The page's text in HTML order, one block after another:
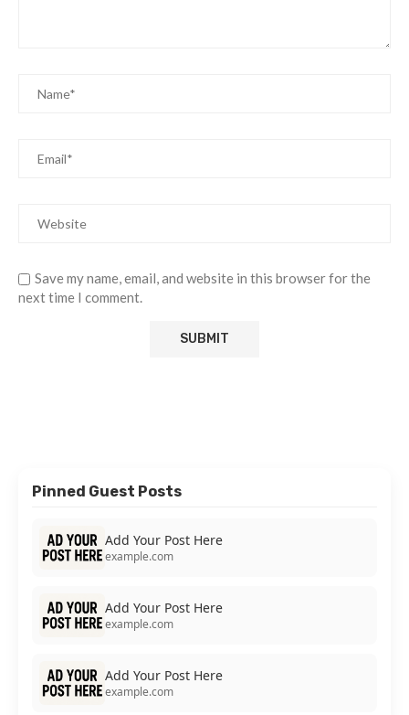
Save my name, email, and website in this browser for the
next time I comment.
Pinned Guest Posts
Add Your Post Here
example.com
Add Your Post Here
example.com
Add Your Post Here
example.com